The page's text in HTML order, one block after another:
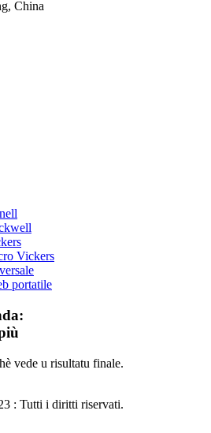
China
Vickers
portatile
vede u risultatu finale.
: Tutti i diritti riservati.